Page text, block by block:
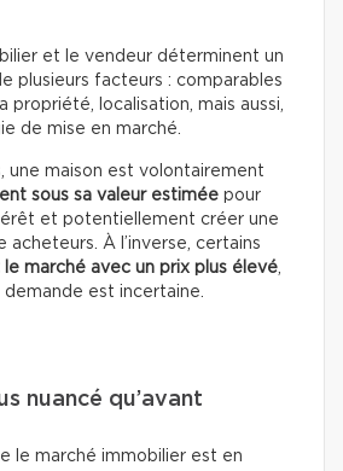
et le vendeur déterminent un
plusieurs facteurs : comparables
propriété, localisation, mais aussi,
de mise en marché.
une maison est volontairement
sous sa valeur estimée pour
et potentiellement créer une
À l’inverse, certains
marché avec un prix plus élevé,
est incertaine.
nuancé qu’avant
le marché immobilier est en